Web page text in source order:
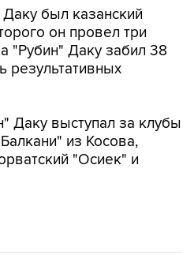
был казанский
он провел три
"Рубин" Даку забил 38
результативных
Даку выступал за клубы
из Косова,
"Осиек" и